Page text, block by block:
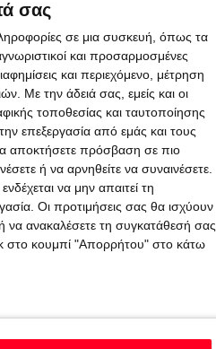
σας
σε μια συσκευή, όπως τα
και προσαρμοσμένες
και περιεχόμενο, μέτρηση
Με την άδειά σας, εμείς και οι
τοποθεσίας και ταυτοποίησης
επεξεργασία από εμάς και τους
αποκτήσετε πρόσβαση σε πιο
ή να αρνηθείτε να συναινέσετε.
να μην απαιτεί τη
Οι προτιμήσεις σας θα ισχύουν
να ανακαλέσετε τη συγκατάθεσή σας
στο κουμπί "Απορρήτου" στο κάτω